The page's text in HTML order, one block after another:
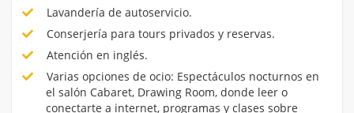
Lavandería de autoservicio.
Conserjería para tours privados y reservas.
Atención en inglés.
Varias opciones de ocio: Espectáculos nocturnos en
el salón Cabaret, Drawing Room, donde leer o
conectarte a internet, programas y clases sobre